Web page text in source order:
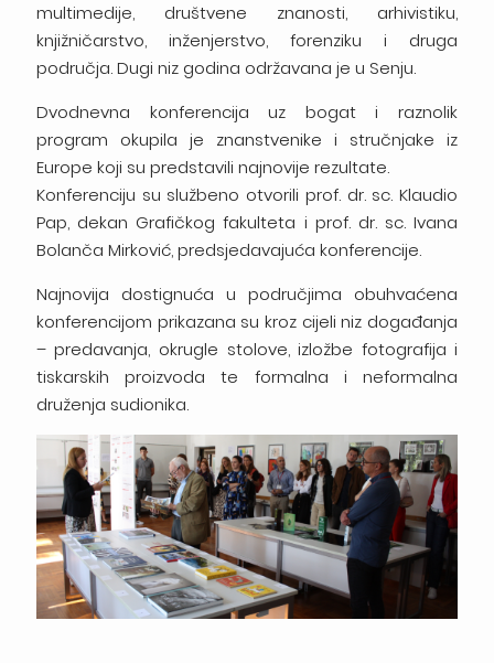
multimedije, društvene znanosti, arhivistiku,
knjižničarstvo, inženjerstvo, forenziku i druga
područja. Dugi niz godina održavana je u Senju.
Dvodnevna konferencija uz bogat i raznolik
program okupila je znanstvenike i stručnjake iz
Europe koji su predstavili najnovije rezultate.
Konferenciju su službeno otvorili prof. dr. sc. Klaudio
Pap, dekan Grafičkog fakulteta i prof. dr. sc. Ivana
Bolanča Mirković, predsjedavajuća konferencije.
Najnovija dostignuća u područjima obuhvaćena
konferencijom prikazana su kroz cijeli niz događanja
– predavanja, okrugle stolove, izložbe fotografija i
tiskarskih proizvoda te formalna i neformalna
druženja sudionika.